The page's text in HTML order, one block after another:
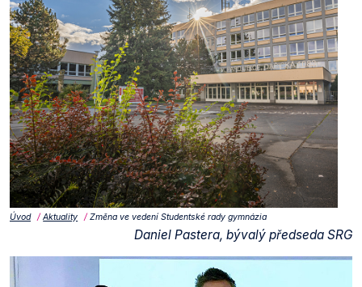
Úvod Aktuality Změna ve vedení Studentské rady gymnázia
Daniel Pastera, bývalý předseda SRG